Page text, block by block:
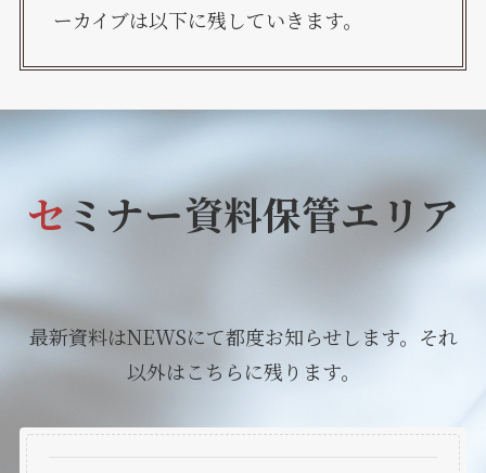
ーカイブは以下に残していきます。
セ ミナー資料保管エリア
最新資料はNEWSにて都度お知らせします。それ
以外はこちらに残ります。